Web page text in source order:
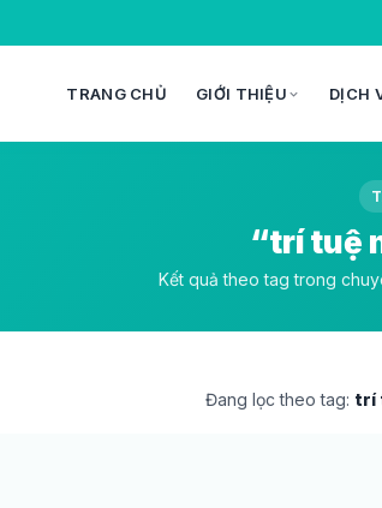
TRANG CHỦ GIỚI THIỆU DỊCH
“trí tuệ
Kết quả theo tag trong
Đang lọc theo tag: trí